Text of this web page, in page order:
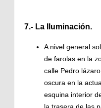
7.- La Iluminación.
A nivel general
de farolas en la
calle Pedro
oscura en la
esquina interior